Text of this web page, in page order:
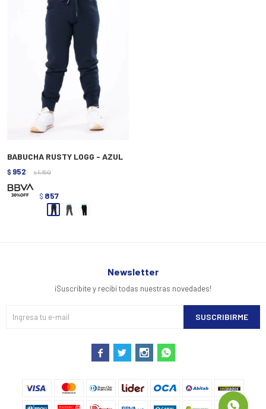
BABUCHA RUSTY LOGG - AZUL
$ 952 $ 1.190
$ 857
Newsletter
¡Suscribite y recibí todas nuestras novedades!
SUSCRIBIRME
   